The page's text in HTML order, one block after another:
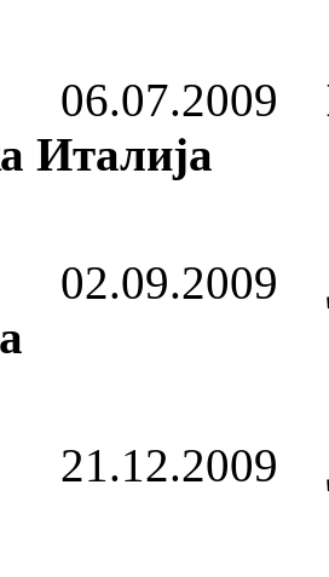
06.07.2009
Италија
02.09.2009
21.12.2009